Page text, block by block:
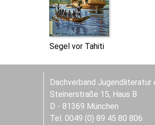
Segel vor Tahiti
Dachverband Jugendliteratur
Steinerstraße 15, Haus B
D - 81369 München
Tel. 0049 (0) 89 45 80 806